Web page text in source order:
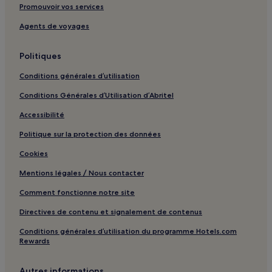
Arrêt de tram Żółkiewskiego 03 : hôtels à proximité
Arrêt de tram Park Skaryszewski 03 : hôtels à proximité
proximité
Augustówka : hôtels
Bemowo : hôtels Hôtels avec parking
Bemowo : hôtels 2 étoiles
Bemowo : hôtels 3 étoiles
Wlochy : hôtels Hôtels de luxe
Sródmiescie : Appartement à louer
Promouvoir vos services
Agents de voyages
Politiques
Conditions générales d’utilisation
Conditions Générales d’Utilisation d’Abritel
Accessibilité
Politique sur la protection des données
Cookies
Mentions légales / Nous contacter
Comment fonctionne notre site
Directives de contenu et signalement de contenus
Conditions générales d’utilisation du programme Hotels.com
Rewards